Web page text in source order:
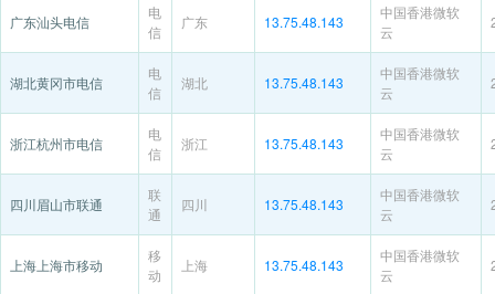
广东汕头电信
电
信
广东 13.75.48.143
中国香港微软
云
湖北黄冈市电信
电
信
湖北 13.75.48.143
中国香港微软
云
浙江杭州市电信
电
信
浙江 13.75.48.143
中国香港微软
云
四川眉山市联通
联
通
四川 13.75.48.143
中国香港微软
云
上海上海市移动
移
动
上海 13.75.48.143
中国香港微软
云